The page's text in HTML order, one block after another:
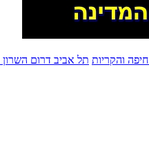
חיפה והקריות תל אביב דרום השרון